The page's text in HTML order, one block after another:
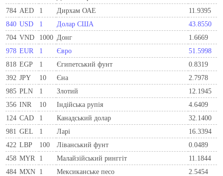
784 AED 1 Дирхам ОАЕ
11.9395
840 USD 1 Долар США
43.8550
704 VND 1000 Донг
1.6669
978 EUR 1 Євро
51.5998
818 EGP 1 Єгипетський фунт
0.8319
392 JPY 10 Єна
2.7978
985 PLN 1 Злотий
12.1945
356 INR 10 Індійська рупія
4.6409
124 CAD 1 Канадський долар
32.1400
981 GEL 1 Ларi
16.3394
422 LBP 100 Ліванський фунт
0.0489
458 MYR 1 Малайзійський ринггіт
11.1844
484 MXN 1 Мексиканське песо
2.5454